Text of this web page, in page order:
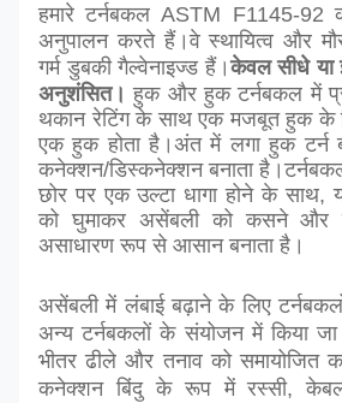
हमारे टर्नबकल ASTM F1145-92
अनुपालन करते हैं।वे स्थायित्व और
गर्म डुबकी गैल्वेनाइज्ड हैं।केवल सीधे या
अनुशंसित। हुक और हुक टर्नबकल में
थकान रेटिंग के साथ एक मजबूत हुक के
एक हुक होता है।अंत में लगा हुक
कनेक्शन/डिस्कनेक्शन बनाता
छोर पर एक उल्टा धागा होने के साथ,
को घुमाकर असेंबली को कसने और
असाधारण रूप से आसान बनाता है।
असेंबली में लंबाई बढ़ाने के लिए
अन्य टर्नबकलों के संयोजन में किया
भीतर ढीले और तनाव को समायोजित
कनेक्शन बिंदु के रूप में रस्सी,